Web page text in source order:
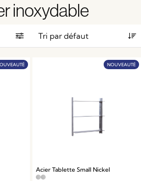
inoxydable
NOUVEAUTÉ
Acier Tablette Small Nickel